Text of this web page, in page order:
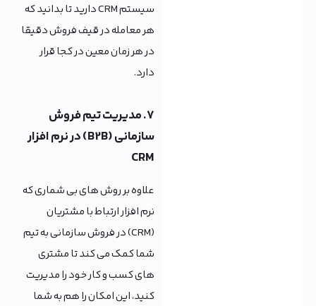
سیستم CRM دارید تا بدانید که
هر معامله در قیف فروش دقیقا
در هر زمان معین در کجا قرار
دارد.
۷. مدیریت تیم فروش
سازمانی (B2B) در نرم افزار
CRM
علاوه بر روش های بی شماری که
نرم افزار ارتباط با مشتریان
(CRM) در فروش سازمانی به تیم
شما کمک می کند تا مشتری
های کسب و کار خود را مدیریت
کنید، این امکان را هم به شما